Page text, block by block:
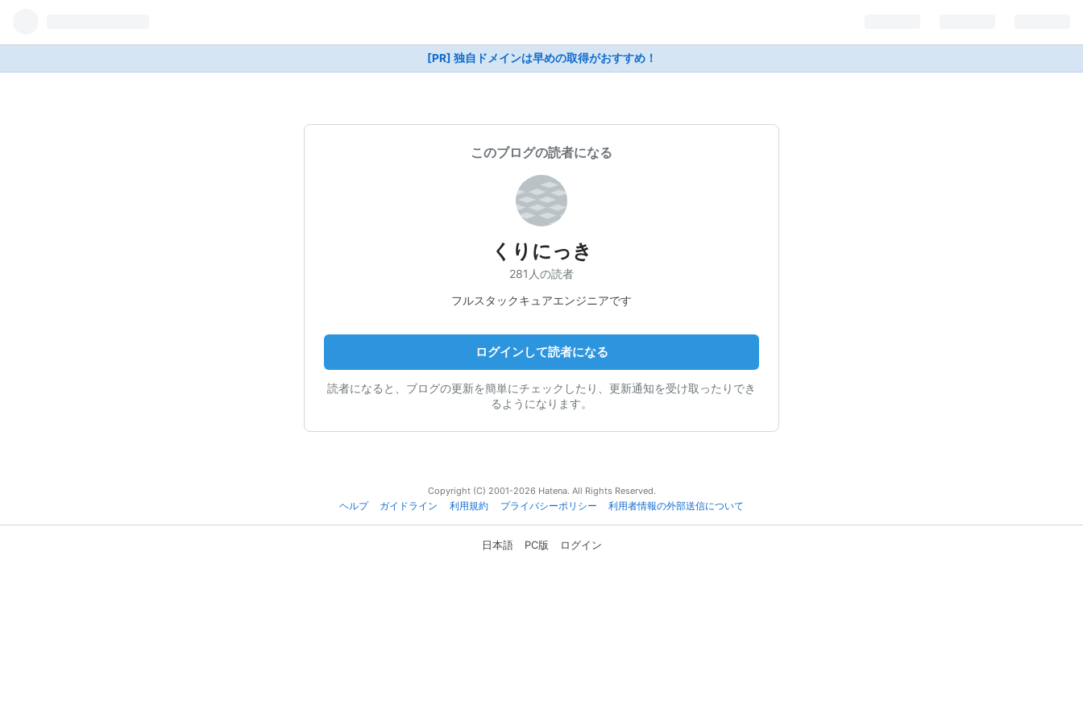
[PR] 独自ドメインは早めの取得がおすすめ！
このブログの読者になる
くりにっき
281人の読者
フルスタックキュアエンジニアです
ログインして読者になる
読者になると、ブログの更新を簡単にチェックしたり、更新通知を受け取ったりでき
るようになります。
Copyright (C) 2001-2026 Hatena. All Rights Reserved.
ヘルプ
ガイドライン 利用規約 プライバシーポリシー 利用者情報の外部送信について
日本語 PC版 ログイン